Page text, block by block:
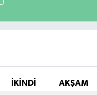
İKINDI AKŞAM